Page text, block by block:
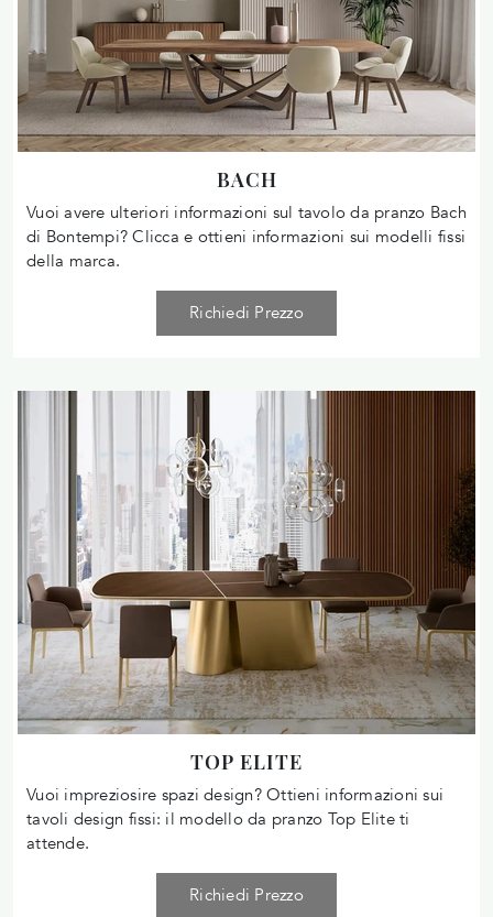
BACH
Vuoi avere ulteriori informazioni sul tavolo da pranzo Bach
di Bontempi? Clicca e ottieni informazioni sui modelli fissi
della marca.
Richiedi Prezzo
TOP ELITE
Vuoi impreziosire spazi design? Ottieni informazioni sui
tavoli design fissi: il modello da pranzo Top Elite ti
attende.
Richiedi Prezzo